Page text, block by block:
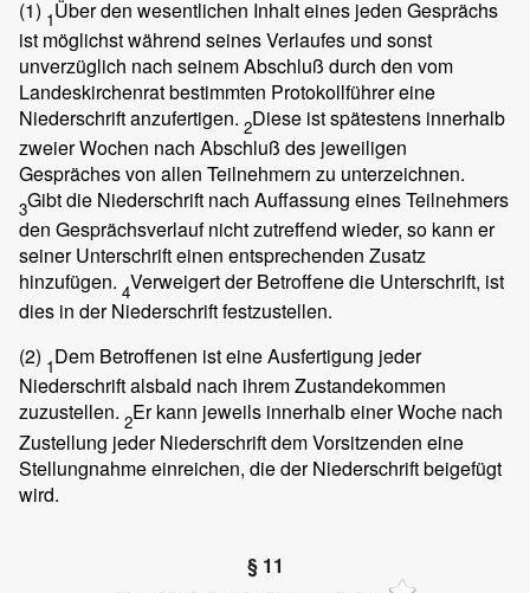
(1) 1Über den wesentlichen Inhalt eines jeden Gesprächs
ist möglichst während seines Verlaufes und sonst
unverzüglich nach seinem Abschluß durch den vom
Landeskirchenrat bestimmten Protokollführer eine
Niederschrift anzufertigen. 2Diese ist spätestens innerhalb
zweier Wochen nach Abschluß des jeweiligen
Gespräches von allen Teilnehmern zu unterzeichnen.
3Gibt die Niederschrift nach Auffassung eines Teilnehmers
den Gesprächsverlauf nicht zutreffend wieder, so kann er
seiner Unterschrift einen entsprechenden Zusatz
hinzufügen. 4Verweigert der Betroffene die Unterschrift, ist
dies in der Niederschrift festzustellen.
(2) 1Dem Betroffenen ist eine Ausfertigung jeder
Niederschrift alsbald nach ihrem Zustandekommen
zuzustellen. 2Er kann jeweils innerhalb einer Woche nach
Zustellung jeder Niederschrift dem Vorsitzenden eine
Stellungnahme einreichen, die der Niederschrift beigefügt
wird.
§ 11